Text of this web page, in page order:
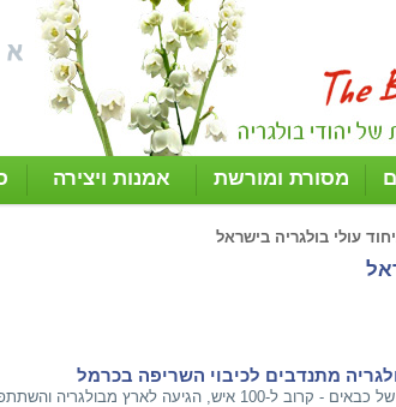
מסורת ומורשת אמנות ויצירה
עולי בולגריה בישראל
מתנדבים לכיבוי השריפה בכרמל
קבוצה גדולה של כבאים - קרוב ל-100 איש, הגיעה לארץ